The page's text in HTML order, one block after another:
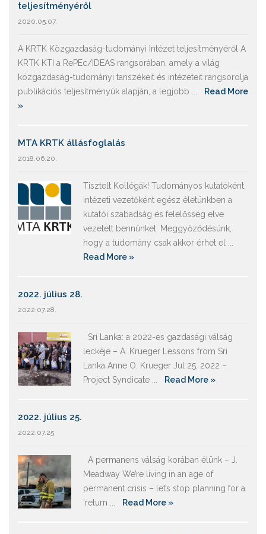
teljesítményéről
2020.05.07.
A KRTK Közgazdaság-tudományi Intézet teljesítményéről A
KRTK KTI a RePEc/IDEAS rangsorában, amely a világ
közgazdaság-tudományi tanszékeit és intézeteit rangsorolja
publikációs teljesítményük alapján, a legjobb ...
Read More
»
MTA KRTK állásfoglalás
2018.06.20.
Tisztelt Kollégák! Tudományos kutatóként,
intézeti vezetőként egész életünkben a
kutatói szabadság és felelősség elve
vezetett bennünket. Meggyőződésünk,
hogy a tudomány csak akkor érhet el ...
Read More »
2022. július 28.
2022.07.28.
Srí Lanka: a 2022-es gazdasági válság
leckéje – A. Krueger Lessons from Sri
Lanka Anne O. Krueger Jul 25, 2022 –
Project Syndicate ...
Read More »
2022. július 25.
2022.07.25.
A permanens válság korában élünk – J.
Meadway We’re living in an age of
permanent crisis – let’s stop planning for a
‘return ...
Read More »